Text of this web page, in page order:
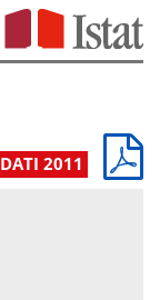
DATI 2011